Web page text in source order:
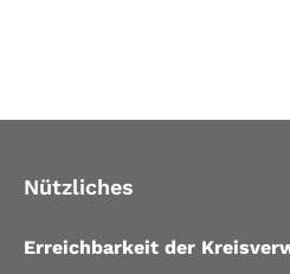
Nützliches
Erreichbarkeit der